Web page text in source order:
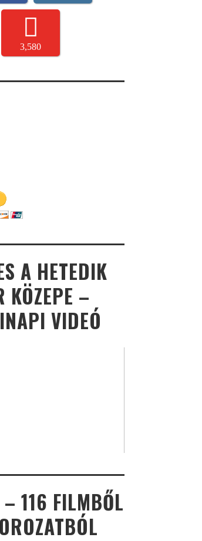
3,580
A HETEDIK
KÖZEPE –
VIDEÓ
116 FILMBŐL